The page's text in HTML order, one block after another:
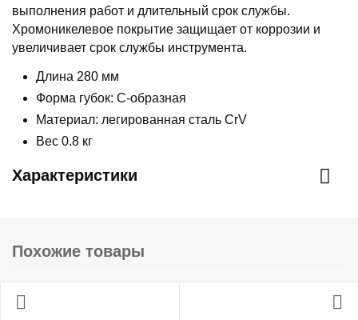
выполнения работ и длительный срок службы.
Хромоникелевое покрытие защищает от коррозии и
увеличивает срок службы инструмента.
Длина 280 мм
Форма губок: С-образная
Материал: легированная сталь CrV
Вес 0.8 кг
Характеристики
Похожие товары